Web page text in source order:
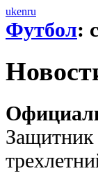
ukenru
Футбол: